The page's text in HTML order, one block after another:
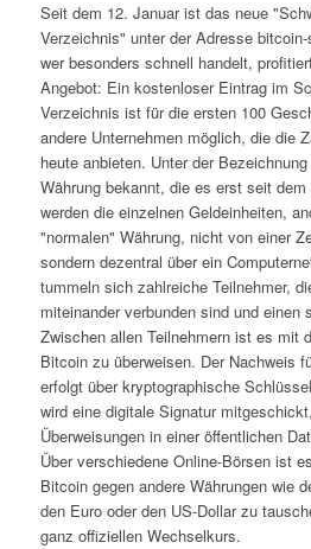
Seit dem 12. Januar ist das neue
Verzeichnis" unter der Adresse
wer besonders schnell handelt,
Angebot: Ein kostenloser Eintrag im
Verzeichnis ist für die ersten 100
andere Unternehmen möglich, die die
heute anbieten. Unter der
Währung bekannt, die es erst seit
werden die einzelnen Geldeinheiten,
"normalen" Währung, nicht von einer
sondern dezentral über ein
tummeln sich zahlreiche Teilnehmer,
miteinander verbunden sind und einen
Zwischen allen Teilnehmern ist es mit
Bitcoin zu überweisen. Der Nachweis
erfolgt über kryptographische
wird eine digitale Signatur
Überweisungen in einer öffentlichen
Über verschiedene Online-Börsen ist
Bitcoin gegen andere Währungen wie
den Euro oder den US-Dollar zu
ganz offiziellen Wechselkurs.